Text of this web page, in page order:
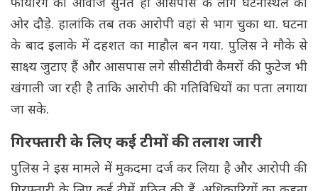
फायरिंग की आवाज सुनते ही आसपास के लोग घटनास्थल की
ओर दौड़े. हालांकि तब तक आरोपी वहां से भाग चुका था. घटना
के बाद इलाके में दहशत का माहौल बन गया. पुलिस ने मौके से
साक्ष्य जुटाए हैं और आसपास लगे सीसीटीवी कैमरों की फुटेज भी
खंगाली जा रही है ताकि आरोपी की गतिविधियों का पता लगाया
जा सके.
गिरफ्तारी के लिए कई टीमों की तलाश जारी
पुलिस ने इस मामले में मुकदमा दर्ज कर लिया है और आरोपी की